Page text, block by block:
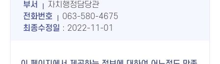
부서
자치행정담당관
전화번호
063-580-4675
최종수정일 : 2022-11-01